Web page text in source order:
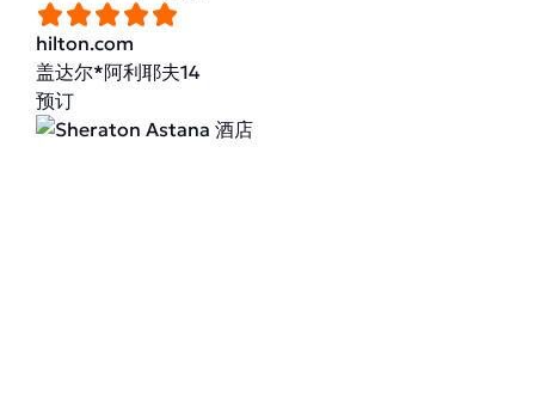
hilton.com
盖达尔*阿利耶夫14
预订